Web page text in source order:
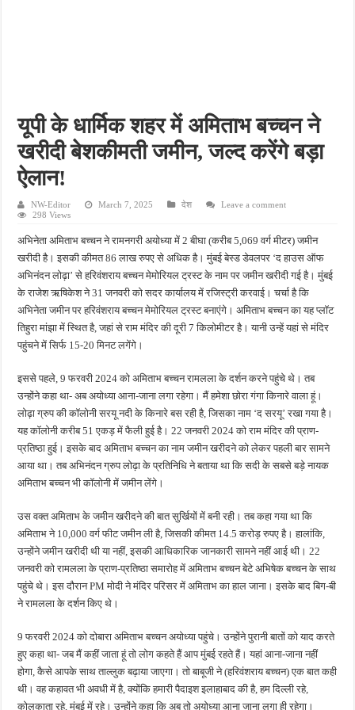
जंग के बाद पहली बार कैमरे में दिखे मुजतबा खामेनेई, सेहत को लेकर चल रही अटकलों पर लगा
यूपी के धार्मिक शहर में अमिताभ बच्चन ने
खरीदी बेशकीमती जमीन, जल्द करेंगे बड़ा
ऐलान!
NW-Editor March 7, 2025 देश
Leave a comment
298 Views
अभिनेता अमिताभ बच्चन ने रामनगरी अयोध्या में 2 बीघा (करीब 5,069 वर्ग मीटर) जमीन
खरीदी है। इसकी कीमत 86 लाख रुपए से अधिक है। मुंबई बेस्ड डेवलपर ‘द हाउस ऑफ
अभिनंदन लोढ़ा’ से हरिवंशराय बच्चन मेमोरियल ट्रस्ट के नाम पर जमीन खरीदी गई है। मुंबई
के राजेश ऋषिकेश ने 31 जनवरी को सदर कार्यालय में रजिस्ट्री करवाई। चर्चा है कि
अभिनेता जमीन पर हरिवंशराय बच्चन मेमोरियल ट्रस्ट बनाएंगे। अमिताभ बच्चन का यह प्लॉट
तिहुरा मांझा में स्थित है, जहां से राम मंदिर की दूरी 7 किलोमीटर है। यानी उन्हें यहां से मंदिर
पहुंचने में सिर्फ 15-20 मिनट लगेंगे।
इससे पहले, 9 फरवरी 2024 को अमिताभ बच्चन रामलला के दर्शन करने पहुंचे थे। तब
उन्होंने कहा था- अब अयोध्या आना-जाना लगा रहेगा। मैं हमेशा छोरा गंगा किनारे वाला हूं।
लोढ़ा ग्रुप की कॉलोनी सरयू नदी के किनारे बस रही है, जिसका नाम ‘द सरयू’ रखा गया है।
यह कॉलोनी करीब 51 एकड़ में फैली हुई है। 22 जनवरी 2024 को राम मंदिर की प्राण-
प्रतिष्ठा हुई। इसके बाद अमिताभ बच्चन का नाम जमीन खरीदने को लेकर पहली बार सामने
आया था। तब अभिनंदन ग्रुप लोढ़ा के प्रतिनिधि ने बताया था कि सदी के सबसे बड़े नायक
अमिताभ बच्चन भी कॉलोनी में जमीन लेंगे।
उस वक्त अमिताभ के जमीन खरीदने की बात सुर्खियों में बनी रही। तब कहा गया था कि
अमिताभ ने 10,000 वर्ग फीट जमीन ली है, जिसकी कीमत 14.5 करोड़ रुपए है। हालांकि,
उन्होंने जमीन खरीदी थी या नहीं, इसकी आधिकारिक जानकारी सामने नहीं आई थी। 22
जनवरी को रामलला के प्राण-प्रतिष्ठा समारोह में अमिताभ बच्चन बेटे अभिषेक बच्चन के साथ
पहुंचे थे। इस दौरान PM मोदी ने मंदिर परिसर में अमिताभ का हाल जाना। इसके बाद बिग-बी
ने रामलला के दर्शन किए थे।
9 फरवरी 2024 को दोबारा अमिताभ बच्चन अयोध्या पहुंचे। उन्होंने पुरानी बातों को याद करते
हुए कहा था- जब मैं कहीं जाता हूं तो लोग कहते हैं आप मुंबई रहते हैं। यहां आना-जाना नहीं
होगा, कैसे आपके साथ ताल्लुक बढ़ाया जाएगा। तो बाबूजी ने (हरिवंशराय बच्चन) एक बात कही
थी। वह कहावत भी अवधी में है, क्योंकि हमारी पैदाइश इलाहाबाद की है, हम दिल्ली रहे,
कोलकाता रहे, मुंबई में रहे। उन्होंने कहा कि अब तो अयोध्या आना जाना लगा ही रहेगा।